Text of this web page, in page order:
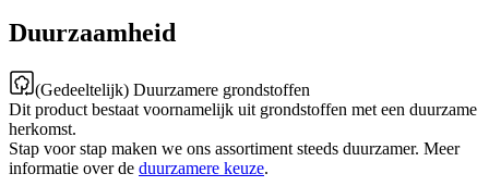
Duurzaamheid
(Gedeeltelijk) Duurzamere grondstoffen
Dit product bestaat voornamelijk uit grondstoffen met een duurzame
herkomst.
Stap voor stap maken we ons assortiment steeds duurzamer. Meer
informatie over de duurzamere keuze.